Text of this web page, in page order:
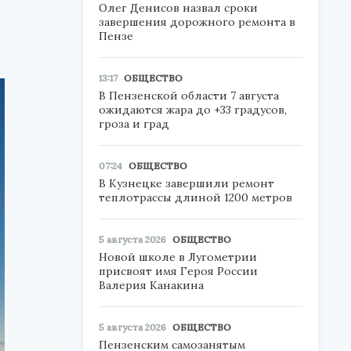
Олег Денисов назвал сроки
завершения дорожного ремонта в
Пензе
13:17 ОБЩЕСТВО
В Пензенской области 7 августа
ожидаются жара до +33 градусов,
гроза и град
07:24 ОБЩЕСТВО
В Кузнецке завершили ремонт
теплотрассы длиной 1200 метров
5 августа 2026 ОБЩЕСТВО
Новой школе в Лугометрии
присвоят имя Героя России
Валерия Канакина
5 августа 2026 ОБЩЕСТВО
Пензенским самозанятым